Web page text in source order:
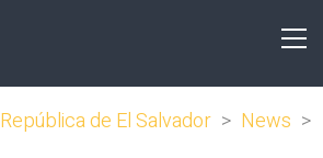
de El Salvador > News >